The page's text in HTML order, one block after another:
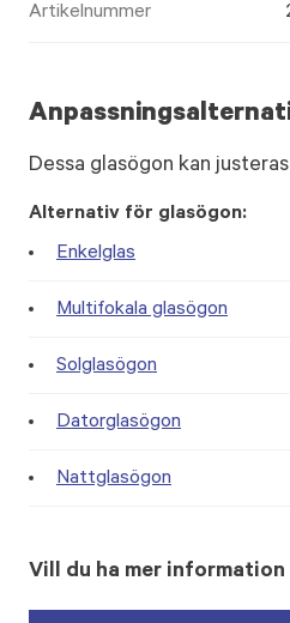
Artikelnummer
Dessa glasögon kan
Alternativ för glasögon:
Enkelglas
Multifokala glasögon
Solglasögon
Datorglasögon
Nattglasögon
Vill du ha mer